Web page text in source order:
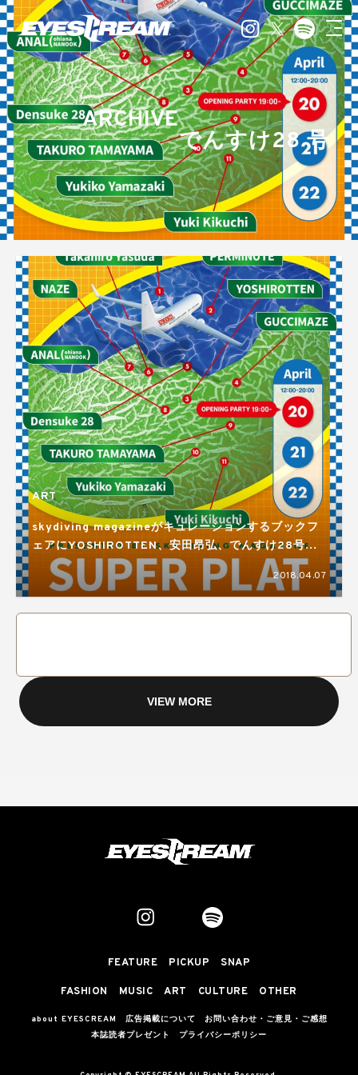
ARCHIVE
でんすけ28 号
ART
skydiving magazineがキュレーションするブックフ
ェアにYOSHIROTTEN、安田昂弘、でんすけ28号、
NAZEなど参加
2018.04.07
VIEW MORE
FEATURE PICKUP SNAP
FASHION MUSIC ART CULTURE OTHER
about EYESCREAM 広告掲載について
お問い合わせ・ご意見・ご感想
本誌読者プレゼント
プライバシーポリシー